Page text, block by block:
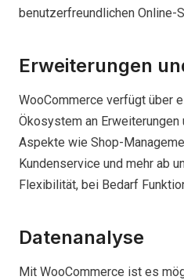
benutzerfreundlichen Online-
Erweiterungen
WooCommerce verfügt über
Ökosystem an
Aspekte wie Shop-
Kundenservice und mehr ab
Flexibilität, bei Bedarf
Datenanalyse
Mit WooCommerce ist es